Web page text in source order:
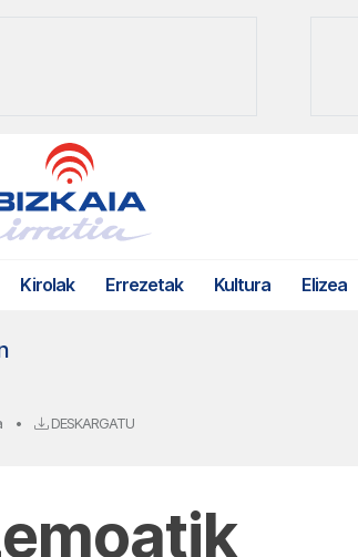
Kirolak Errezetak Kultura Elizea
• DESKARGATU